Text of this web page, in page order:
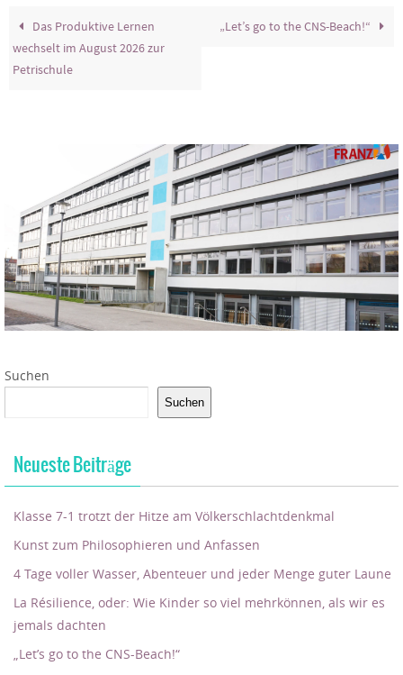
Das Produktive Lernen
wechselt im August 2026 zur
Petrischule
„Let’s go to the CNS-Beach!“
Suchen
Suchen
Neueste Beiträge
Klasse 7-1 trotzt der Hitze am Völkerschlachtdenkmal
Kunst zum Philosophieren und Anfassen
4 Tage voller Wasser, Abenteuer und jeder Menge guter Laune
La Résilience, oder: Wie Kinder so viel mehrkönnen, als wir es
jemals dachten
„Let’s go to the CNS-Beach!“